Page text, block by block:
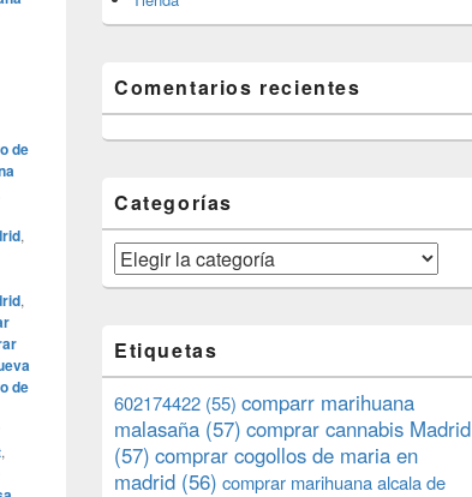
de
,
,
de
,
Comentarios recientes
Categorías
Categorías
Etiquetas
602174422 (55) comparr marihuana
malasaña (57) comprar cannabis Madrid
(57) comprar cogollos de maria en
madrid (56) comprar marihuana alcala de